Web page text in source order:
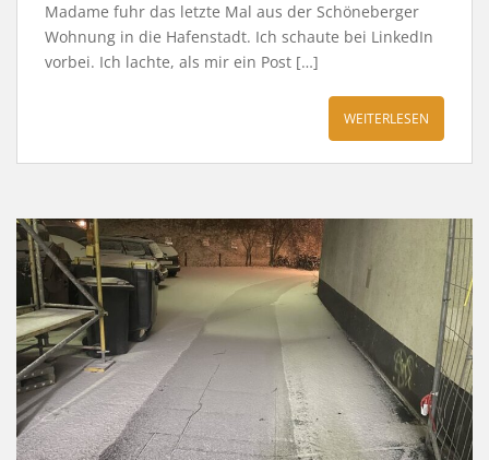
Madame fuhr das letzte Mal aus der Schöneberger
Wohnung in die Hafenstadt. Ich schaute bei LinkedIn
vorbei. Ich lachte, als mir ein Post […]
WEITERLESEN